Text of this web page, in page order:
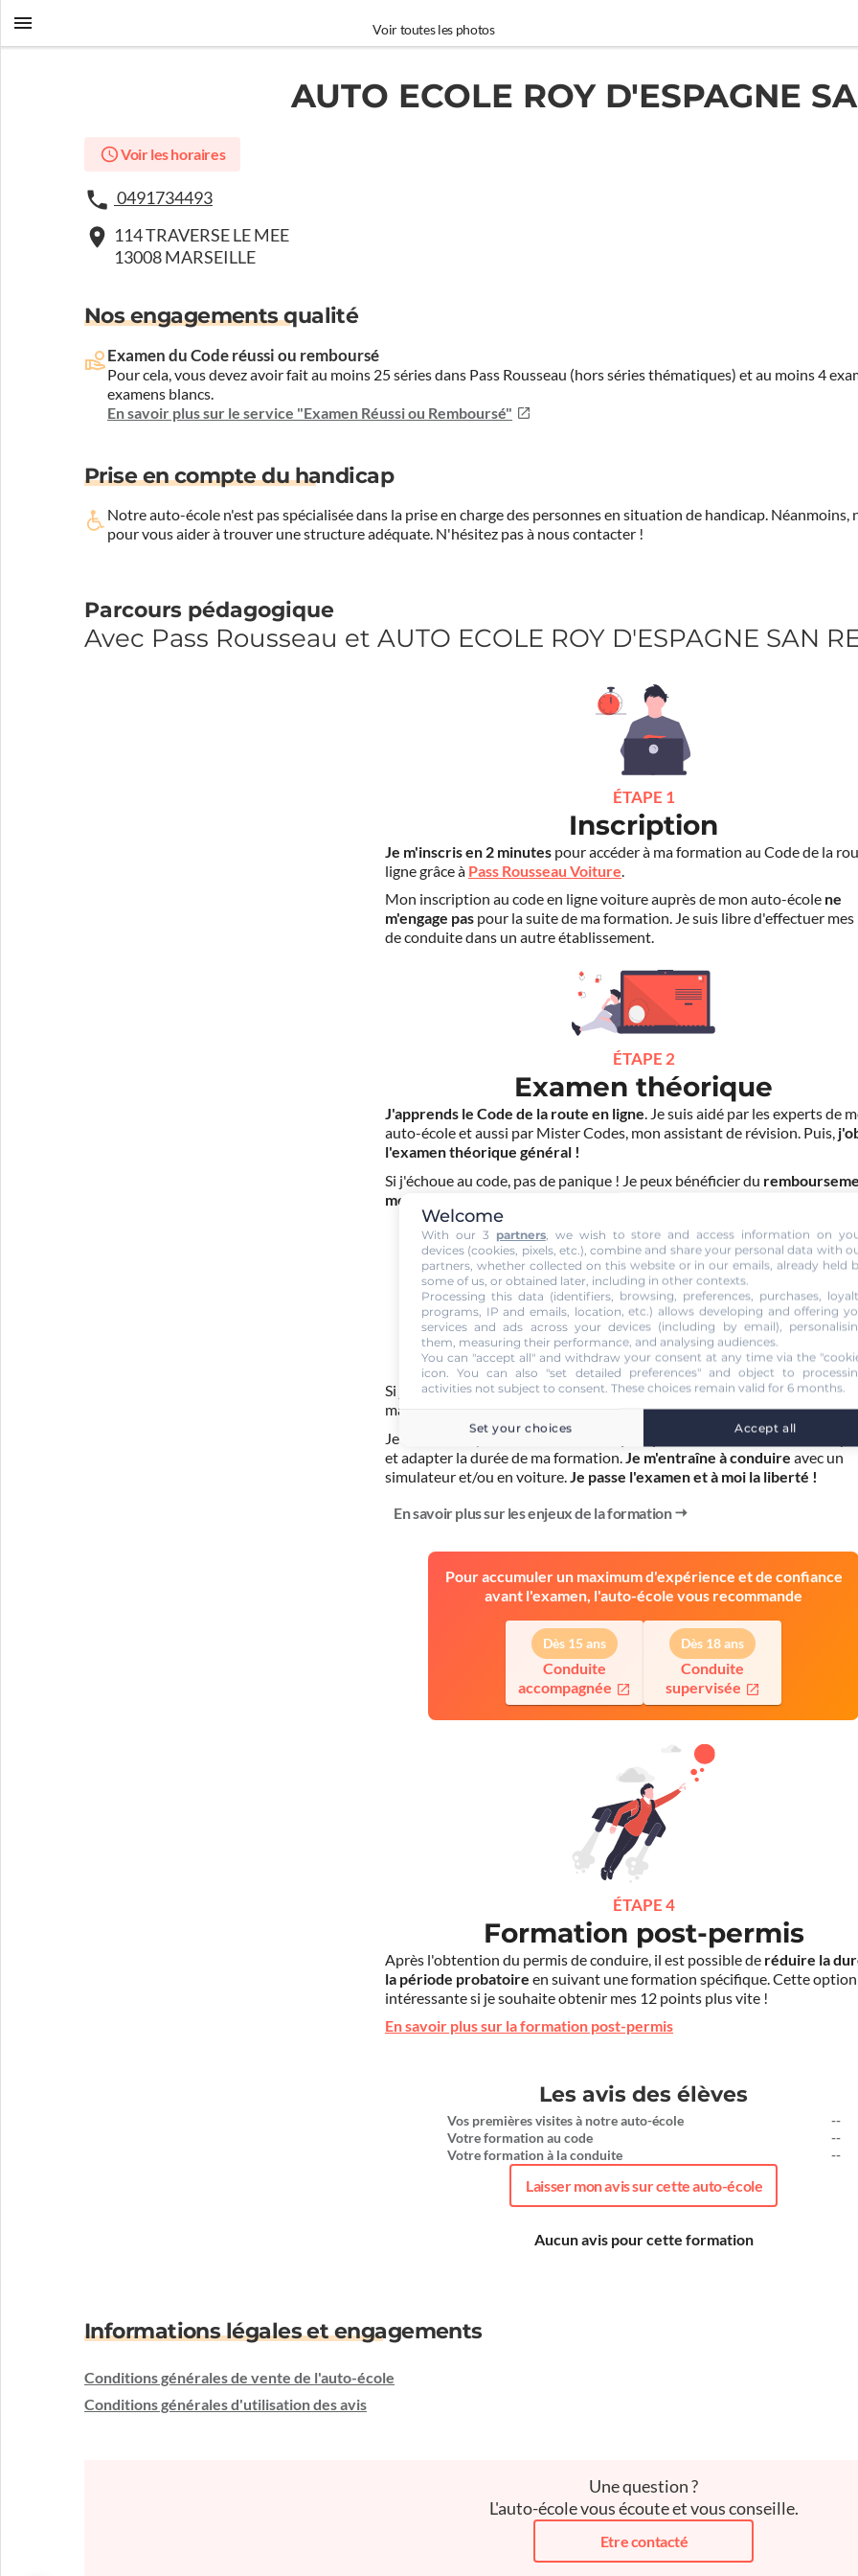
Voir toutes les photos
AUTO ECOLE ROY D'ESPAGNE
Voir les horaires
0491734493
114 TRAVERSE LE MEE
13008 MARSEILLE
Nos engagements qualité
Examen du Code réussi ou remboursé
Pour cela, vous devez avoir fait au moins 25 séries dans Pass Rousseau (hors séries thématiques) et au moins 4
examens blancs.
En savoir plus sur le service "Examen Réussi ou Remboursé"
Prise en compte du handicap
Notre auto-école n'est pas spécialisée dans la prise en charge des personnes en situation de handicap.
pour vous aider à trouver une structure adéquate. N'hésitez pas à nous contacter !
Parcours pédagogique
Avec Pass Rousseau et AUTO ECOLE ROY D'ESPAGNE SAN
ÉTAPE 1
Inscription
Je m'inscris en 2 minutes pour accéder à ma formation au Code de la
ligne grâce à Pass Rousseau Voiture.
Mon inscription au code en ligne voiture auprès de mon auto-école ne
m'engage pas pour la suite de ma formation. Je suis libre d'effectuer mes
de conduite dans un autre établissement.
ÉTAPE 2
Examen théorique
J'apprends le Code de la route en ligne. Je suis aidé par les experts de
auto-école et aussi par Mister Codes, mon assistant de révision. Puis,
l'examen théorique général !
Si j'échoue au code, pas de panique ! Je peux bénéficier du
mes frais d'inscription
Examen Réussi ou
ÉTAPE 3
Formation pratique
Si je le souhaite, je peux m'inscrire auprès de mon auto-école pour
ma formation et
prendre des cours de conduite.
Je commence par l' évaluation de départ
pour mieux connaître mes
et adapter la durée de ma formation.Je m'entraîne à conduire avec un
simulateur et/ou en voiture.Je passe l'examen et à moi la liberté !
En savoir plus sur les enjeux de la formation
Pour accumuler un maximum d'expérience et de confiance
avant l'examen, l'auto-école vous recommande
Dès 15 ans
Conduite
accompagnée
Dès 18 ans
Conduite
supervisée
ÉTAPE 4
Formation post-permis
Après l'obtention du permis de conduire, il est possible de réduire la
la période probatoire en suivant une formation spécifique. Cette
intéressante si je souhaite obtenir mes 12 points plus vite !
En savoir plus sur la formation post-permis
Les avis des élèves
Vos premières visites à notre auto-école
Votre formation au code
Votre formation à la conduite
--
--
--
Laisser mon avis sur cette auto-école
Aucun avis pour cette formation
Informations légales et engagements
Conditions générales de vente de l'auto-école
Conditions générales d'utilisation des avis
Une question ?
L'auto-école vous écoute et vous conseille.
Etre contacté
Welcome
With our 3 partners, we wish to store and access information on
devices (cookies, pixels, etc.), combine and share your personal data with
partners, whether collected on this website or in our emails, already held
some of us, or obtained later, including in other contexts.
Processing this data (identifiers, browsing, preferences, purchases,
programs, IP and emails, location, etc.) allows developing and offering
services and ads across your devices (including by email),
them, measuring their performance, and analysing audiences.
You can "accept all" and withdraw your consent at any time via the
icon . You can also "set detailed preferences" and object to
activities not subject to consent. These choices remain valid for 6 months.
Set your choices Accept all